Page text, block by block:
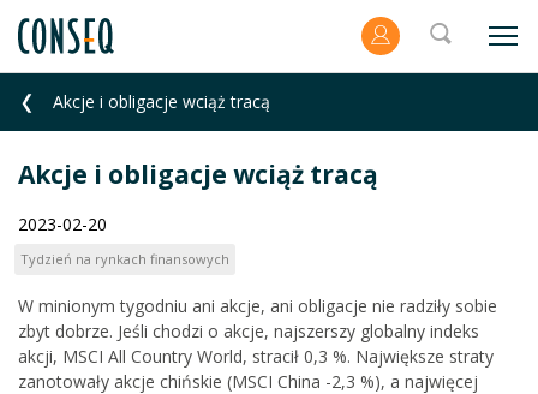
Akcje i obligacje wciąż tracą
Akcje i obligacje wciąż tracą
2023-02-20
Tydzień na rynkach finansowych
W minionym tygodniu ani akcje, ani obligacje nie radziły sobie
zbyt dobrze. Jeśli chodzi o akcje, najszerszy globalny indeks
akcji, MSCI All Country World, stracił 0,3 %. Największe straty
zanotowały akcje chińskie (MSCI China -2,3 %), a najwięcej